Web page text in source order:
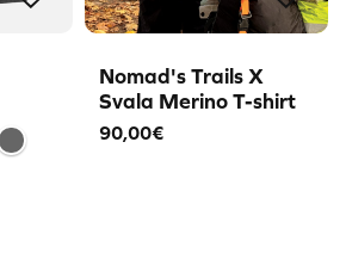
Nomad's Trails X
Svala Merino T-shirt
90,00€